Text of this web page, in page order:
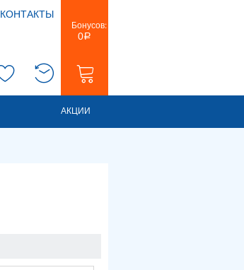
КОНТАКТЫ
Бонусов:
0Р
АКЦИИ